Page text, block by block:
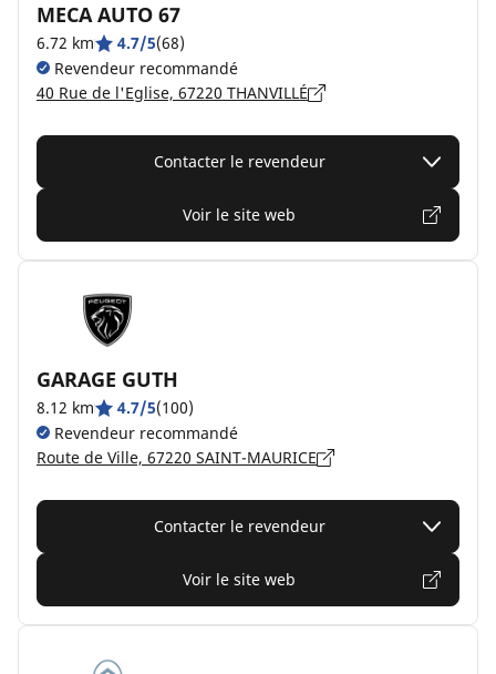
MECA AUTO 67
6.72 km 4.7/5(68)
Revendeur recommandé
40 Rue de l'Eglise, 67220 THANVILLÉ
Contacter le revendeur
Voir le site web
GARAGE GUTH
8.12 km 4.7/5(100)
Revendeur recommandé
Route de Ville, 67220 SAINT-MAURICE
Contacter le revendeur
Voir le site web